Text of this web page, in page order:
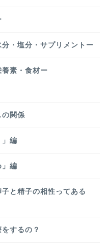
・塩分・サプリメントー
素・食材ー
の関係
」編
」編
と精子の相性ってある
するの？